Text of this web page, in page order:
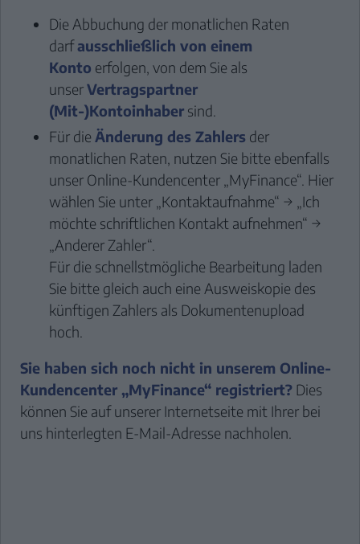
Die Abbuchung der monatlichen Raten
darfausschließlich von einem
Konto erfolgen, von dem Sie als
unserVertragspartner
(Mit-)Kontoinhaber sind.
Für die Änderung des Zahlers der
monatlichen Raten, nutzen Sie bitte ebenfalls
unser Online-Kundencenter „MyFinance“ . Hier
wählen Sie unter „Kontaktaufnahme“ → „Ich
möchte schriftlichen Kontakt aufnehmen“ →
„Anderer Zahler“.
Für die schnellstmögliche Bearbeitung laden
Sie bitte gleich auch eine Ausweiskopie des
künftigen Zahlers als Dokumentenupload
hoch.
Sie haben sich noch nicht in unserem Online-
Kundencenter „MyFinance“ registriert? Dies
können Sie auf unserer Internetseite mit Ihrer bei
uns hinterlegten E-Mail-Adresse nachholen.